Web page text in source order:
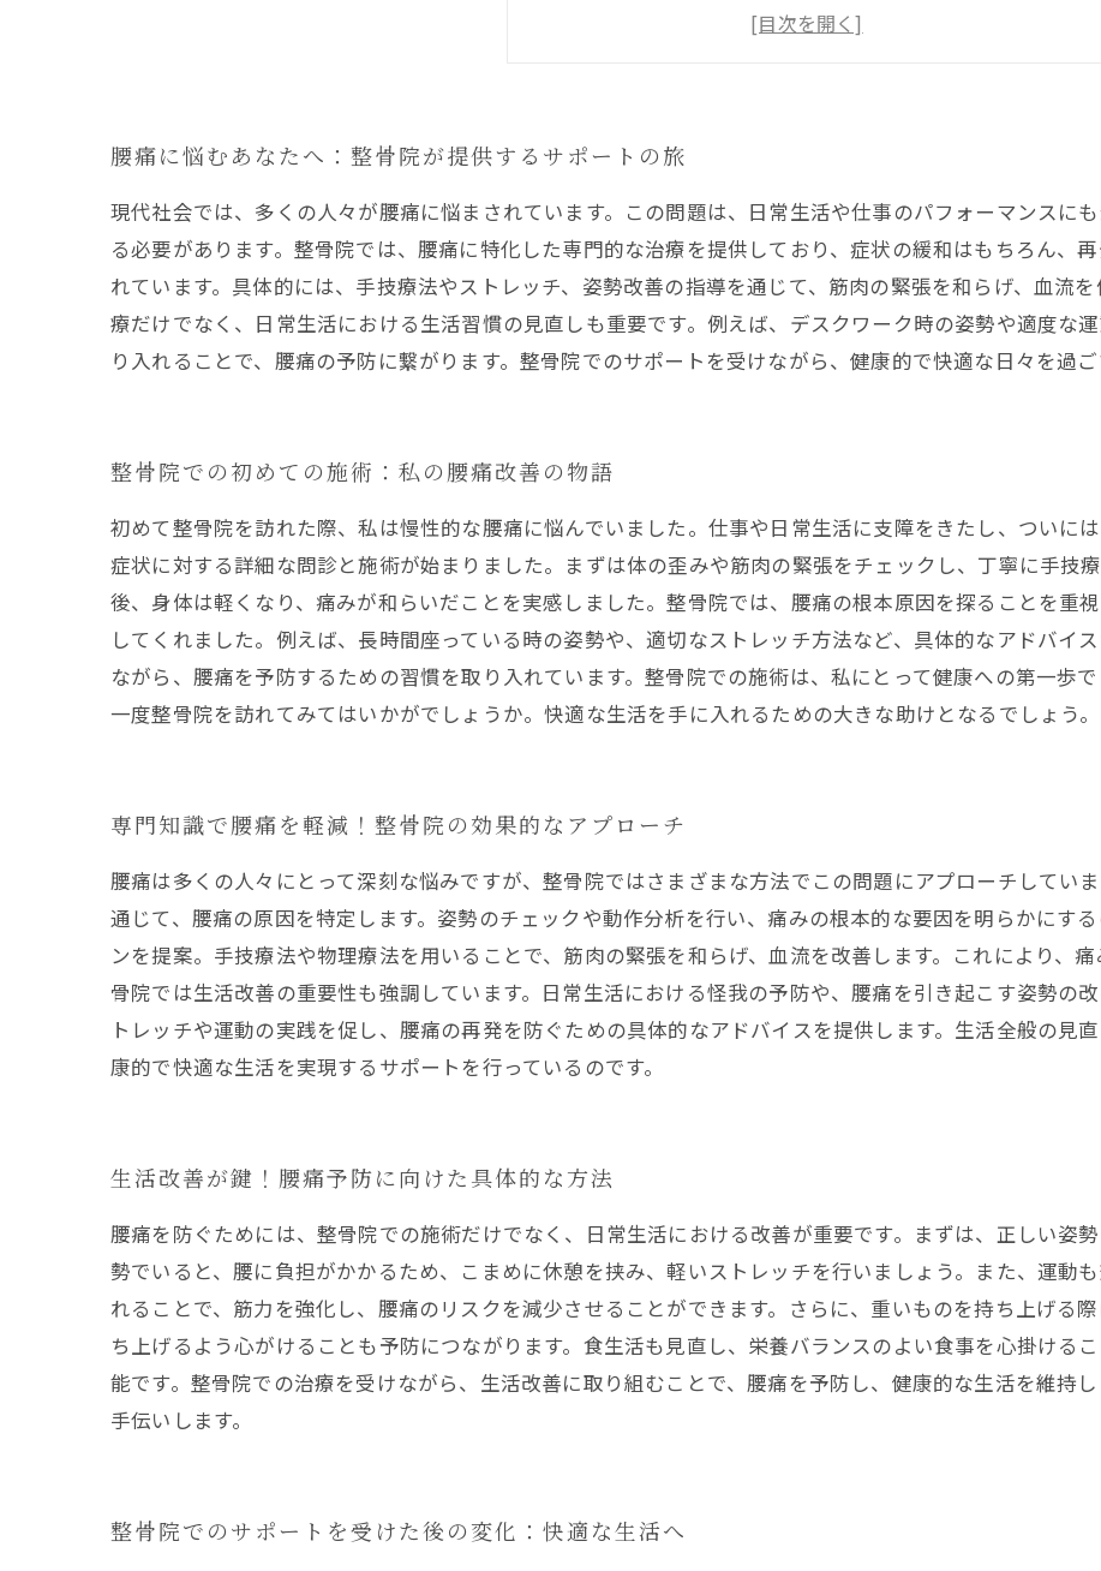
生活改善が鍵！腰痛予防に向けた具体的な方法
健康的な日常を取り戻す！整骨院で得たものとは
腰痛に悩むあなたへ：整骨院が提供するサポートの旅
現代社会では、多くの人々が腰痛に悩まされています。この問題は、日常生活や仕事のパフォーマンスに
る必要があります。整骨院では、腰痛に特化した専門的な治療を提供しており、症状の緩和はもちろん、
れています。具体的には、手技療法やストレッチ、姿勢改善の指導を通じて、筋肉の緊張を和らげ、血流
療だけでなく、日常生活における生活習慣の見直しも重要です。例えば、デスクワーク時の姿勢や適度な
り入れることで、腰痛の予防に繋がります。整骨院でのサポートを受けながら、健康的で快適な日々を過
整骨院での初めての施術：私の腰痛改善の物語
初めて整骨院を訪れた際、私は慢性的な腰痛に悩んでいました。仕事や日常生活に支障をきたし、ついに
症状に対する詳細な問診と施術が始まりました。まずは体の歪みや筋肉の緊張をチェックし、丁寧に手技
後、身体は軽くなり、痛みが和らいだことを実感しました。整骨院では、腰痛の根本原因を探ることを重
してくれました。例えば、長時間座っている時の姿勢や、適切なストレッチ方法など、具体的なアドバイ
ながら、腰痛を予防するための習慣を取り入れています。整骨院での施術は、私にとって健康への第一歩
一度整骨院を訪れてみてはいかがでしょうか。快適な生活を手に入れるための大きな助けとなるでしょう。
専門知識で腰痛を軽減！整骨院の効果的なアプローチ
腰痛は多くの人々にとって深刻な悩みですが、整骨院ではさまざまな方法でこの問題にアプローチしてい
通じて、腰痛の原因を特定します。姿勢のチェックや動作分析を行い、痛みの根本的な要因を明らかにす
ンを提案。手技療法や物理療法を用いることで、筋肉の緊張を和らげ、血流を改善します。これにより、
骨院では生活改善の重要性も強調しています。日常生活における怪我の予防や、腰痛を引き起こす姿勢の
トレッチや運動の実践を促し、腰痛の再発を防ぐための具体的なアドバイスを提供します。生活全般の見
康的で快適な生活を実現するサポートを行っているのです。
生活改善が鍵！腰痛予防に向けた具体的な方法
腰痛を防ぐためには、整骨院での施術だけでなく、日常生活における改善が重要です。まずは、正しい姿
勢でいると、腰に負担がかかるため、こまめに休憩を挟み、軽いストレッチを行いましょう。また、運動
れることで、筋力を強化し、腰痛のリスクを減少させることができます。さらに、重いものを持ち上げる
ち上げるよう心がけることも予防につながります。食生活も見直し、栄養バランスのよい食事を心掛ける
能です。整骨院での治療を受けながら、生活改善に取り組むことで、腰痛を予防し、健康的な生活を維持
手伝いします。
整骨院でのサポートを受けた後の変化：快適な生活へ